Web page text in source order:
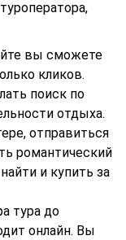
вы сможете
кликов.
поиск по
отдыха.
отправиться
романтический
и купить за
тура до
онлайн. Вы